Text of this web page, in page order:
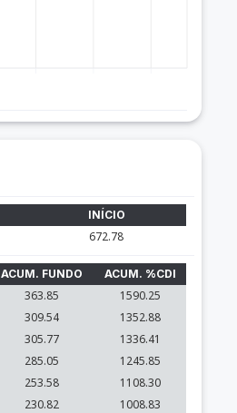
INÍCIO
672.78
ACUM. FUNDO
ACUM. %CDI
363.85 1590.25
309.54 1352.88
305.77 1336.41
285.05 1245.85
253.58 1108.30
230.82 1008.83